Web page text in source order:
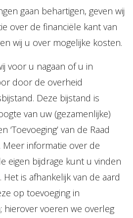
gaan behartigen, geven wij
over de financiële kant van
wij u over mogelijke kosten.
voor u nagaan of u in
door de overheid
Deze bijstand is
van uw (gezamenlijke)
‘Toevoeging’ van de Raad
informatie over de
eigen bijdrage kunt u vinden
. Het is afhankelijk van de aard
op toevoeging in
hierover voeren we overleg